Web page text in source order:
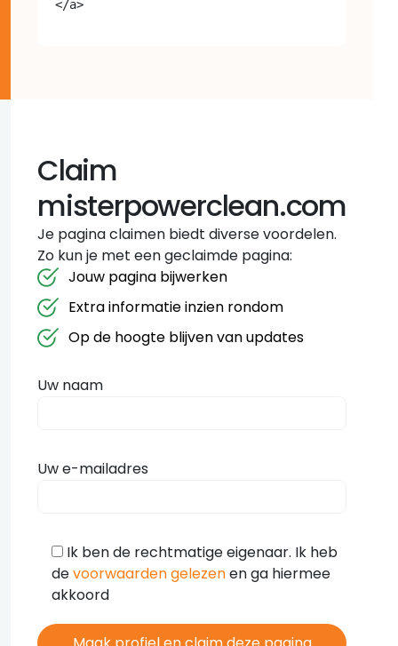
Claim
misterpowerclean.com
Je pagina claimen biedt diverse voordelen.
Zo kun je met een geclaimde pagina:
Jouw pagina bijwerken
Extra informatie inzien rondom
Op de hoogte blijven van updates
Uw naam
Uw e-mailadres
Ik ben de rechtmatige eigenaar. Ik heb
devoorwaarden gelezenen ga hiermee
akkoord